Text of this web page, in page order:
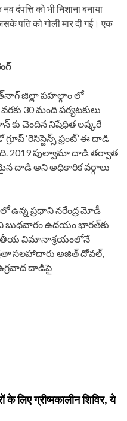
दंपत्ति को भी निशाना बनाया
पति को गोली मार दी गई। एक
జిల్లా పహల్గాం లో
30 మంది పర్యటకులు
చెందిన నిషేధిత లష్కరే
‘రెసిస్టెన్స్ ఫ్రంట్’ ఈ దాడి
2019 పుల్వామా దాడి తర్వాత
దాడి అని అధికారిక వర్గాలు
ప్రధాని నరేంద్ర మోడీ
బుధవారం ఉదయం భారత్‌కు
విమానాశ్రయంలోనే
సలహాదారు అజిత్ దోవల్,
దాడిపై
के लिए ग्रीष्मकालीन शिविर, ये